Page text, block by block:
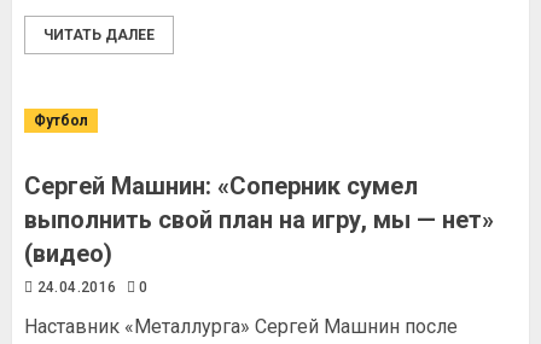
ЧИТАТЬ ДАЛЕЕ
Футбол
Сергей Машнин: «Соперник сумел
выполнить свой план на игру, мы — нет»
(видео)
24.04.2016 0
Наставник «Металлурга» Сергей Машнин после